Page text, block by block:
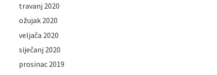
travanj 2020
ožujak 2020
veljača 2020
siječanj 2020
prosinac 2019